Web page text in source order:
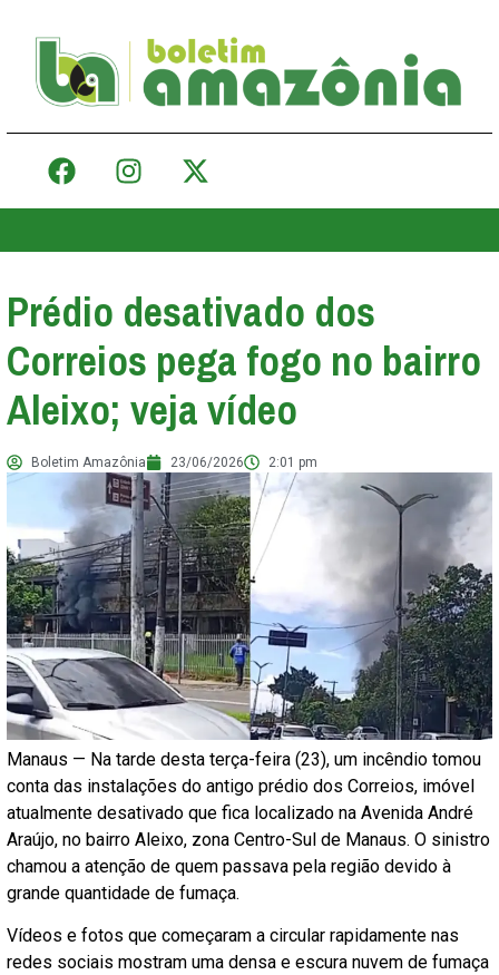
Prédio desativado dos
Correios pega fogo no bairro
Aleixo; veja vídeo
Boletim Amazônia 23/06/2026 2:01 pm
Manaus — Na tarde desta terça-feira (23), um incêndio tomou
conta das instalações do antigo prédio dos Correios, imóvel
atualmente desativado que fica localizado na Avenida André
Araújo, no bairro Aleixo, zona Centro-Sul de Manaus. O sinistro
chamou a atenção de quem passava pela região devido à
grande quantidade de fumaça.
Vídeos e fotos que começaram a circular rapidamente nas
redes sociais mostram uma densa e escura nuvem de fumaça